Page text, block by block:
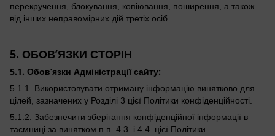
перекручення, блокування, копіювання, поширення, а також
від інших неправомірних дій третіх осіб.
5. ОБОВ’ЯЗКИ СТОРІН
5.1. Обов’язки Адміністрації сайту:
5.1.1. Використовувати отриману інформацію винятково для
цілей, зазначених у Розділі 3 цієї Політики конфіденційності.
5.1.2. Забезпечити зберігання конфіденційної інформації в
таємниці за винятком п.п. 4.3. і 4.4. цієї Політики